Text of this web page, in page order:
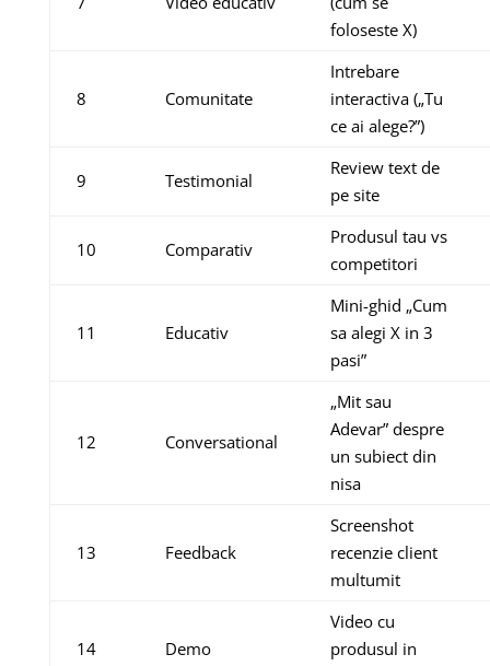
foloseste X)
8 Comunitate
Intrebare
interactiva („Tu
ce ai alege?”)
9 Testimonial
Review text de
pe site
10 Comparativ
Produsul tau vs
competitori
11 Educativ
Mini-ghid „Cum
sa alegi X in 3
pasi”
12 Conversational
„Mit sau
Adevar” despre
un subiect din
nisa
13 Feedback
Screenshot
recenzie client
multumit
14 Demo
Video cu
produsul in